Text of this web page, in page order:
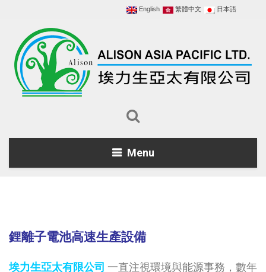
日本語
繁體中文
English
Menu
鋰離子電池高速生產設備
埃力生亞太有限公司 一直注視環境與能源事務，數年